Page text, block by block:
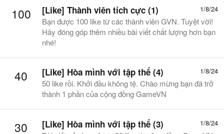
100 1/8/24
[Like] Thành viên tích cực (1)
Bạn được 100 like từ các thành viên GVN. Tuyệt vời!
Hãy đóng góp thêm nhiều bài viết chất lượng hơn bạn
nhé!
40 1/8/24
[Like] Hòa mình với tập thể (4)
50 like rồi. Khởi đầu không tệ. Chào mừng bạn đã trở
thành 1 phần của cộng đồng GameVN
30 1/8/24
[Like] Hòa mình với tập thể (3)